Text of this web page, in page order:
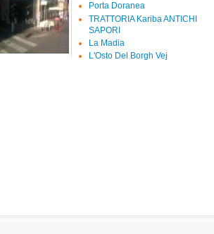
Porta Doranea
TRATTORIA Kariba ANTICHI
SAPORI
La Madia
L'Osto Del Borgh Vej